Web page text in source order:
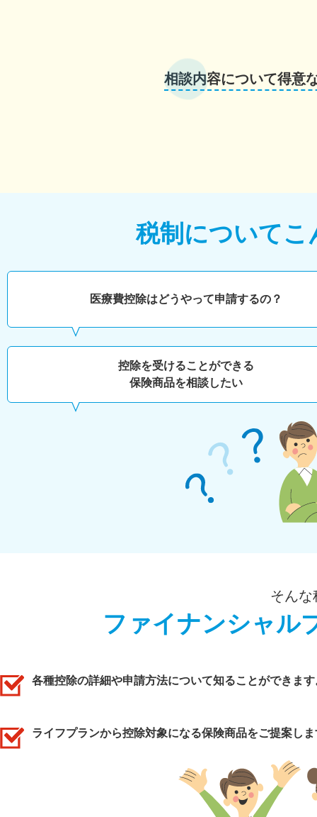
相談内容について得意
税制についてこ
医療費控除はどうやって申請するの？
控除を受けることができる
保険商品を相談したい
そんな
ファイナンシャル
各種控除の詳細や申請方法について知ることができます
ライフプランから控除対象になる保険商品をご提案し